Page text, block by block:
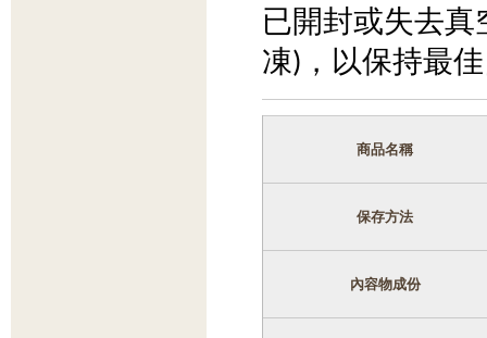
已開封或失去
凍)，以保持最
商品名稱
保存方法
內容物成份